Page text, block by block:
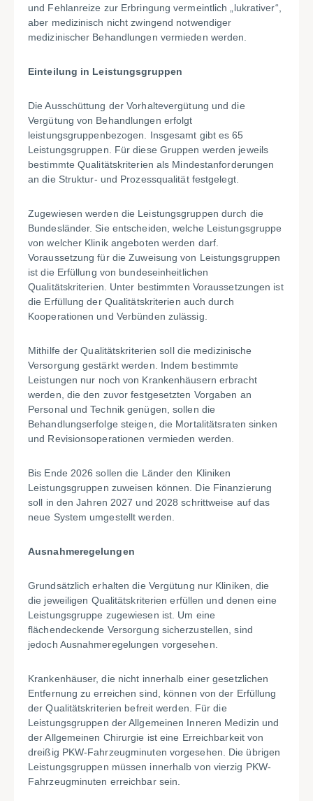
und Fehlanreize zur Erbringung vermeintlich „lukrativer“,
aber medizinisch nicht zwingend notwendiger
medizinischer Behandlungen vermieden werden.
Einteilung in Leistungsgruppen
Die Ausschüttung der Vorhaltevergütung und die
Vergütung von Behandlungen erfolgt
leistungsgruppenbezogen. Insgesamt gibt es 65
Leistungsgruppen. Für diese Gruppen werden jeweils
bestimmte Qualitätskriterien als Mindestanforderungen
an die Struktur- und Prozessqualität festgelegt.
Zugewiesen werden die Leistungsgruppen durch die
Bundesländer. Sie entscheiden, welche Leistungsgruppe
von welcher Klinik angeboten werden darf.
Voraussetzung für die Zuweisung von Leistungsgruppen
ist die Erfüllung von bundeseinheitlichen
Qualitätskriterien. Unter bestimmten Voraussetzungen ist
die Erfüllung der Qualitätskriterien auch durch
Kooperationen und Verbünden zulässig.
Mithilfe der Qualitätskriterien soll die medizinische
Versorgung gestärkt werden. Indem bestimmte
Leistungen nur noch von Krankenhäusern erbracht
werden, die den zuvor festgesetzten Vorgaben an
Personal und Technik genügen, sollen die
Behandlungserfolge steigen, die Mortalitätsraten sinken
und Revisionsoperationen vermieden werden.
Bis Ende 2026 sollen die Länder den Kliniken
Leistungsgruppen zuweisen können. Die Finanzierung
soll in den Jahren 2027 und 2028 schrittweise auf das
neue System umgestellt werden.
Ausnahmeregelungen
Grundsätzlich erhalten die Vergütung nur Kliniken, die
die jeweiligen Qualitätskriterien erfüllen und denen eine
Leistungsgruppe zugewiesen ist. Um eine
flächendeckende Versorgung sicherzustellen, sind
jedoch Ausnahmeregelungen vorgesehen.
Krankenhäuser, die nicht innerhalb einer gesetzlichen
Entfernung zu erreichen sind, können von der Erfüllung
der Qualitätskriterien befreit werden. Für die
Leistungsgruppen der Allgemeinen Inneren Medizin und
der Allgemeinen Chirurgie ist eine Erreichbarkeit von
dreißig PKW-Fahrzeugminuten vorgesehen. Die übrigen
Leistungsgruppen müssen innerhalb von vierzig PKW-
Fahrzeugminuten erreichbar sein.